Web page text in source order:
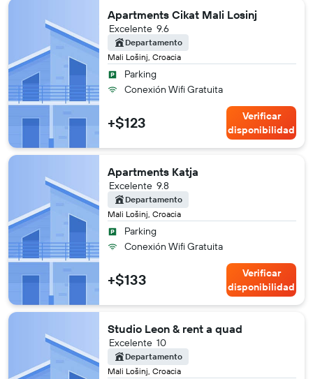
Apartments Cikat Mali Losinj
Mali Lošinj, Croacia
9.6
Excelente
Departamento
Parking
Conexión Wifi Gratuita
+$123
Verificar
disponibilidad
Apartments Katja
Mali Lošinj, Croacia
9.8
Excelente
Departamento
Parking
Conexión Wifi Gratuita
+$133
Verificar
disponibilidad
Studio Leon & rent a quad
Mali Lošinj, Croacia
10
Excelente
Departamento